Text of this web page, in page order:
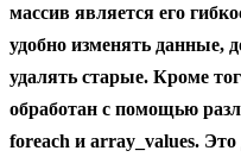
массив является его
удобно изменять данные,
удалять старые. Кроме
обработан с помощью
foreach и array_values. Это